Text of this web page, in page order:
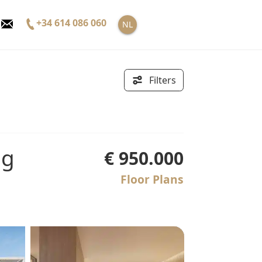
+34 614 086 060 NL
Filters
€ 950.000
Floor Plans